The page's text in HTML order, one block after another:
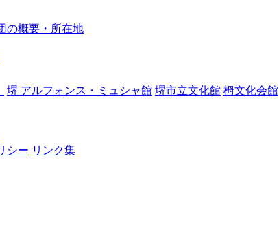
の概要・所在地
堺 アルフォンス・ミュシャ館 堺市立文化館 栂文化会館
シー リンク集